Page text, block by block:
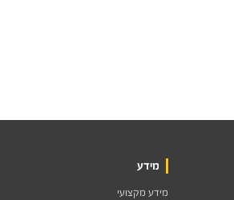
מידע
מידע מקצועי